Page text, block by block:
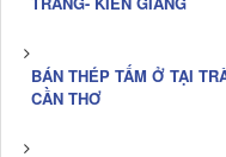
BÁN THÉP TẤM Ở TẠI
CẦN THƠ